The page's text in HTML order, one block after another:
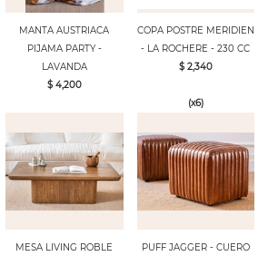
MANTA AUSTRIACA
PIJAMA PARTY -
LAVANDA
$ 4,200
COPA POSTRE MERIDIEN
- LA ROCHERE - 230 CC
$ 2,340
(x6)
MESA LIVING ROBLE
PUFF JAGGER - CUERO